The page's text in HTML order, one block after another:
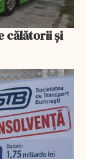
călătorii şi